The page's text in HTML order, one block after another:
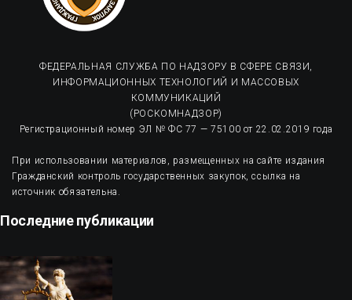
ФЕДЕРАЛЬНАЯ СЛУЖБА ПО НАДЗОРУ В СФЕРЕ СВЯЗИ,
ИНФОРМАЦИОННЫХ ТЕХНОЛОГИЙ И МАССОВЫХ
КОММУНИКАЦИЙ
(РОСКОМНАДЗОР)
Регистрационный номер ЭЛ № ФС 77 — 75100 от 22.02.2019 года
При использовании материалов, размещенных на сайте издания
Гражданский контроль государственных закупок, ссылка на
источник обязательна.
Последние публикации